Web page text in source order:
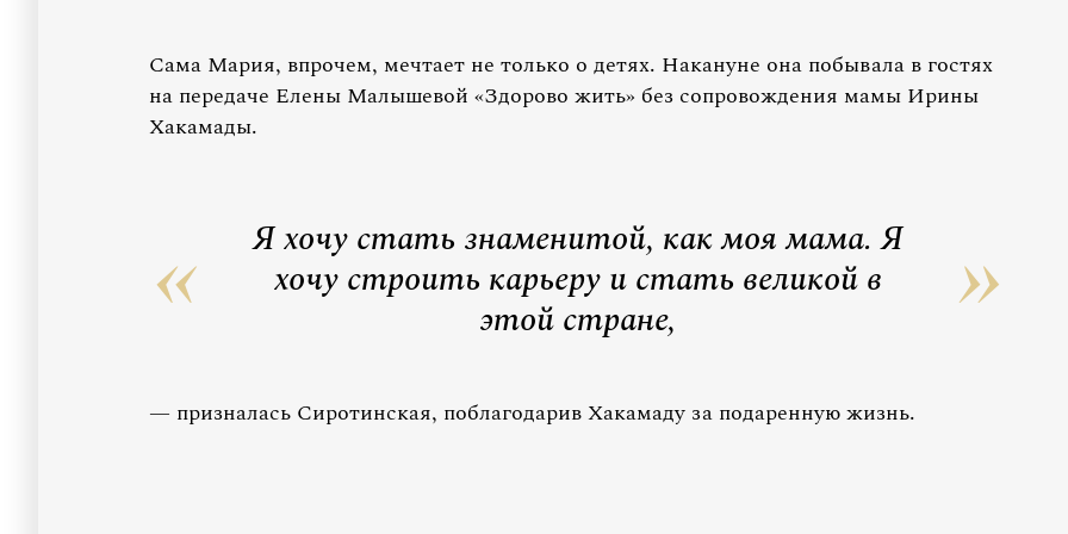
Сама Мария, впрочем, мечтает не только о детях. Накануне она побывала в гостях
на передаче Елены Малышевой «Здорово жить» без сопровождения мамы Ирины
Хакамады.
Я хочу стать знаменитой, как моя мама. Я
хочу строить карьеру и стать великой в
этой стране,
— призналась Сиротинская, поблагодарив Хакамаду за подаренную жизнь.